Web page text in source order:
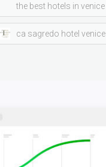
the best hotels in venice
ca sagredo hotel venice